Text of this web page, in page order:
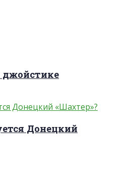
джойстике
Донецкий